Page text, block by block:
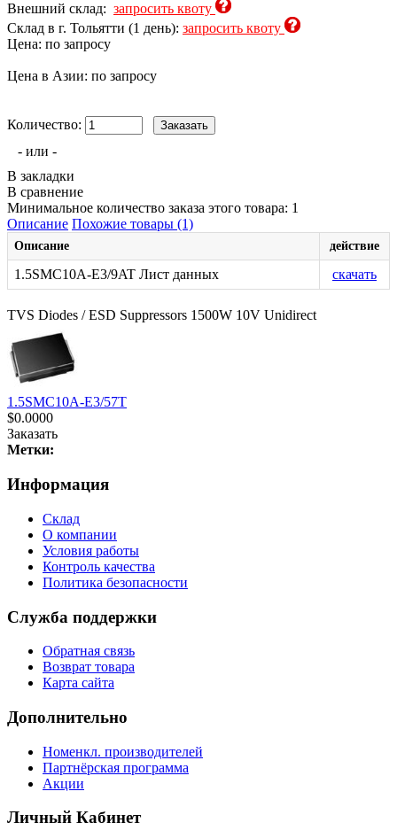
Внешний склад: запросить квоту
Склад в г. Тольятти (1 день): запросить квоту
Цена: по запросу
Цена в Азии: по запросу
Количество:
- или -
В закладки
В сравнение
Минимальное количество заказа этого товара: 1
Описание Похожие товары (1)
Описание действие
1.5SMC10A-E3/9AT Лист данных скачать
TVS Diodes / ESD Suppressors 1500W 10V Unidirect
1.5SMC10A-E3/57T
$0.0000
Заказать
Метки:
Информация
Склад
О компании
Условия работы
Контроль качества
Политика безопасности
Служба поддержки
Обратная связь
Возврат товара
Карта сайта
Дополнительно
Номенкл. производителей
Партнёрская программа
Акции
Личный Кабинет